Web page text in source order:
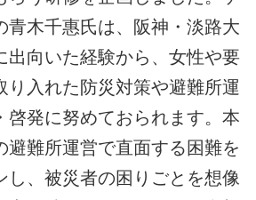
青木千惠氏は、阪神・淡路大
出向いた経験から、女性や要
り入れた防災対策や避難所運
啓発に努めておられます。本
避難所運営で直面する困難を
し、被災者の困りごとを想像